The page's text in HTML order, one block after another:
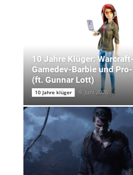
10 Jahre Klüger:
Gamedev-Barbie und
(ft. Gunnar Lott)
10 Jahre klüger 9. Juni 2026